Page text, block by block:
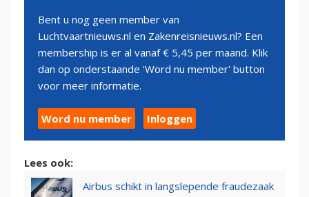
Bent u nog geen member van
Luchtvaartnieuws.nl en Zakenreisnieuws.nl? Een
membership is er al vanaf € 5,45 per maand. Klik
dan op onderstaande 'Word nu member' button
voor meer informatie.
Word nu member Inloggen
Lees ook:
Airbus schikt in langslepende fraudezaak